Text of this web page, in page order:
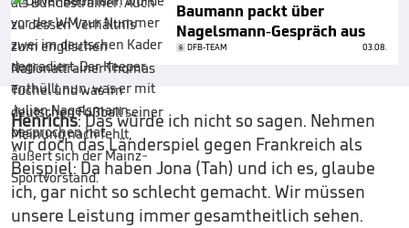
Baumann packt über
Nagelsmann-Gespräch aus
DFB-TEAM 03.08.
Henrichs: Das würde ich nicht so sagen. Nehmen
wir doch das Länderspiel gegen Frankreich als
Beispiel: Da haben Jona (Tah) und ich es, glaube
ich, gar nicht so schlecht gemacht. Wir müssen
unsere Leistung immer gesamtheitlich sehen.